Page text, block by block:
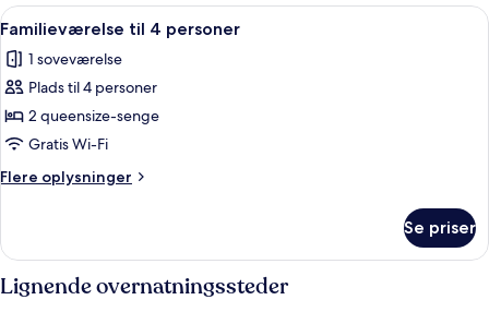
personer
Indlæs
alle
billeder
af
Familieværelse
til
4
personer
Et moderne hotelværelse med en
5
Familieværelse til 4 personer
1 soveværelse
Plads til 4 personer
2 queensize-senge
Gratis Wi-Fi
Flere oplysninger
Flere
til
4
personer
Se priser
Lignende overnatningssteder